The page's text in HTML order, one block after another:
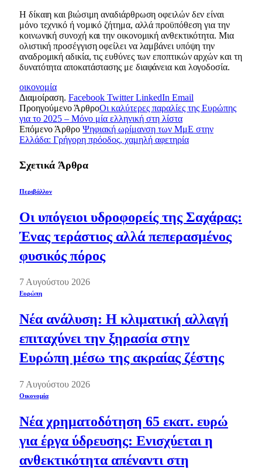
Η δίκαιη και βιώσιμη αναδιάρθρωση οφειλών δεν είναι
μόνο τεχνικό ή νομικό ζήτημα, αλλά προϋπόθεση για την
κοινωνική συνοχή και την οικονομική ανθεκτικότητα. Μια
ολιστική προσέγγιση οφείλει να λαμβάνει υπόψη την
αναδρομική αδικία, τις ευθύνες των εποπτικών αρχών και τη
δυνατότητα αποκατάστασης με διαφάνεια και λογοδοσία.
οικονομία
Διαμοίραση. Facebook Twitter LinkedIn Email
Προηγούμενο ΆρθροΟι καλύτερες παραλίες της Ευρώπης
για το 2025 – Μόνο μία ελληνική στη λίστα
Επόμενο Άρθρο Ψηφιακή ωρίμανση των ΜμΕ στην
Ελλάδα: Γρήγορη πρόοδος, χαμηλή αφετηρία
Σχετικά Άρθρα
Περιβάλλον
Οι υπόγειοι υδροφορείς της Σαχάρας:
Ένας τεράστιος αλλά πεπερασμένος
φυσικός πόρος
7 Αυγούστου 2026
Ευρώπη
Νέα ανάλυση: Η κλιματική αλλαγή
επιταχύνει την ξηρασία στην
Ευρώπη μέσω της ακραίας ζέστης
7 Αυγούστου 2026
Οικονομία
Νέα χρηματοδότηση 65 εκατ. ευρώ
για έργα ύδρευσης: Ενισχύεται η
ανθεκτικότητα απέναντι στη